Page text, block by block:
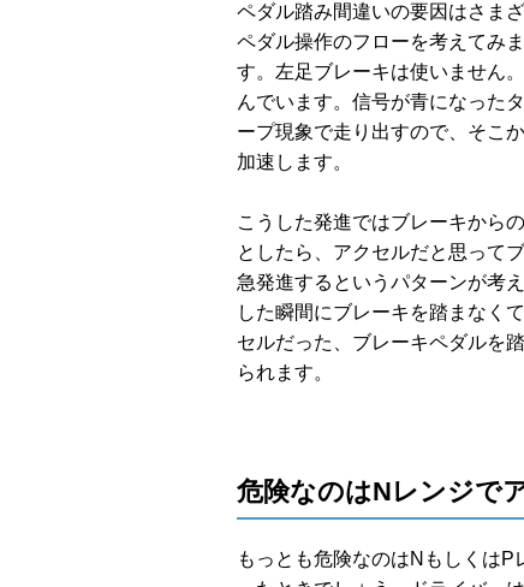
ペダル踏み間違いの要因はさま
ペダル操作のフローを考えてみ
す。左足ブレーキは使いません
んでいます。信号が青になった
ープ現象で走り出すので、そこ
加速します。
こうした発進ではブレーキから
としたら、アクセルだと思って
急発進するというパターンが考
した瞬間にブレーキを踏まなく
セルだった、ブレーキペダルを
られます。
危険なのはNレンジで
もっとも危険なのはNもしくは